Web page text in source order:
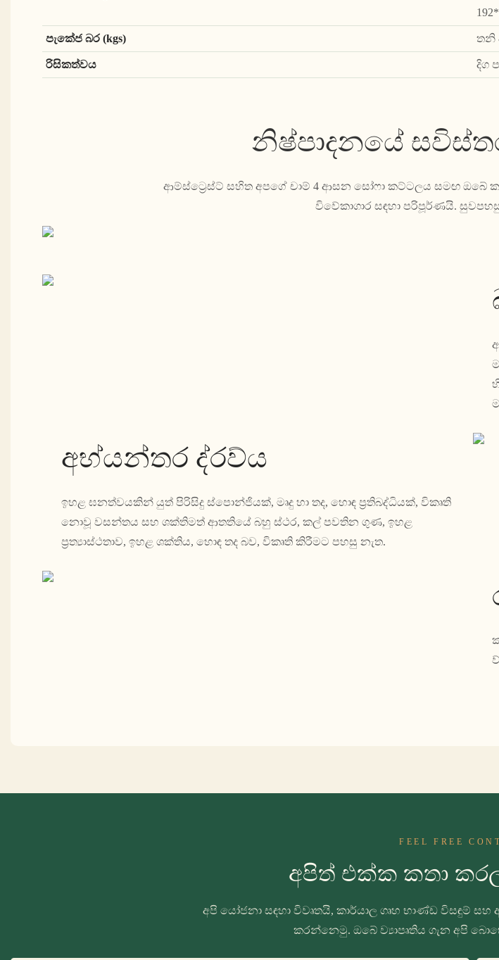
පැකේජ බර (kgs)
තනි
රිසිකත්වය
දිග
නිෂ්පාදනයේ
ආම්ස්ට්‍රෙස්ට් සහිත අපගේ චාම් 4 ආසන සෝෆා කට්ටලය සමඟ ඔබේ
විවේකාගාර සඳහා පරිපූර්ණයි.
අභ්යන්තර ද්රව්ය
ඉහළ ඝනත්වයකින් යුත් පිරිසිදු ස්පොන්ජියක්, මෘදු හා තද, හොඳ ප්‍රතිබද්ධියක්, විකෘති
නොවූ වසන්තය සහ ශක්තිමත් ආතතියේ බහු ස්ථර, කල් පවතින ගුණ, ඉහළ
ප්‍රත්‍යාස්ථතාව, ඉහළ ශක්තිය, හොඳ තද බව, විකෘති කිරීමට පහසු නැත.
FEEL FREE
අපිත් එක්ක කතා
අපි යෝජනා සඳහා විවෘතයි, කාර්යාල ගෘහ භාණ්ඩ විසඳුම්
කරන්නෙමු. ඔබේ ව්‍යාපෘතිය ගැන අපි